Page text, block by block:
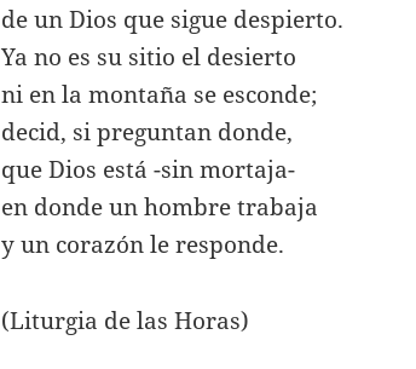
de un Dios que sigue despierto.
Ya no es su sitio el desierto
ni en la montaña se esconde;
decid, si preguntan donde,
que Dios está -sin mortaja-
en donde un hombre trabaja
y un corazón le responde.
(Liturgia de las Horas)